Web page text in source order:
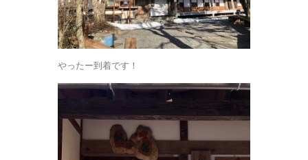
やったー到着です！